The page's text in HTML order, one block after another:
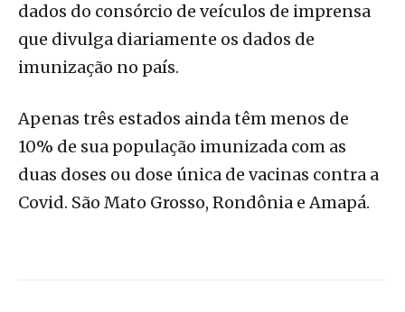
dados do consórcio de veículos de imprensa
que divulga diariamente os dados de
imunização no país.
Apenas três estados ainda têm menos de
10% de sua população imunizada com as
duas doses ou dose única de vacinas contra a
Covid. São Mato Grosso, Rondônia e Amapá.